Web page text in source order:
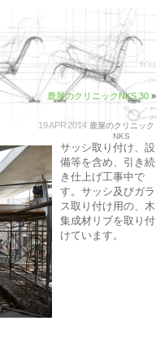
鹿屋のクリニックNKS.30 »
19APR2014 鹿屋のクリニック
NKS
サッシ取り付け、設
備等を含め、引き続
き仕上げ工事中で
す。サッシ及びガラ
ス取り付け用の、木
集成材リブを取り付
けています。